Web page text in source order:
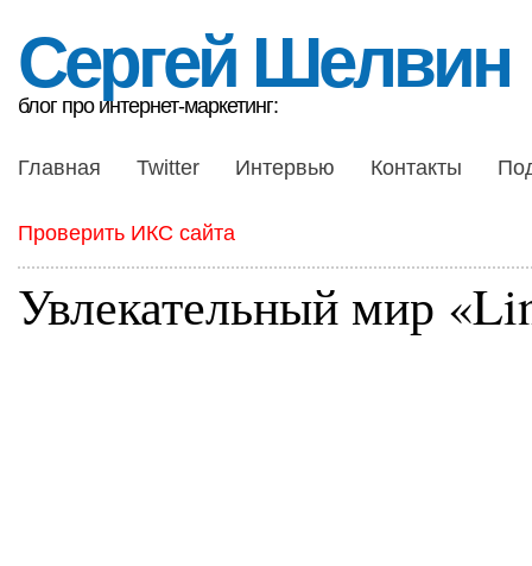
Сергей Шелвин
блог про интернет-маркетинг:
Главная Twitter Интервью Контакты
Проверить ИКС сайта
Увлекательный мир